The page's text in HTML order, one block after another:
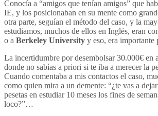
Conocía a “amigos que tenían amigos” que
IE, y los posicionaban en su mente como
otra parte, seguían el método del caso, y la
estudiamos, muchos de ellos en Inglés, eran
o a Berkeley University y eso, era importante
La incertidumbre por desembolsar 30.000€ en
donde no sabías a priori si te iba a merecer la
Cuando comentaba a mis contactos el caso,
como quien mira a un demente: “¿te vas a
pesetas en estudiar 10 meses los fines de
loco?”…